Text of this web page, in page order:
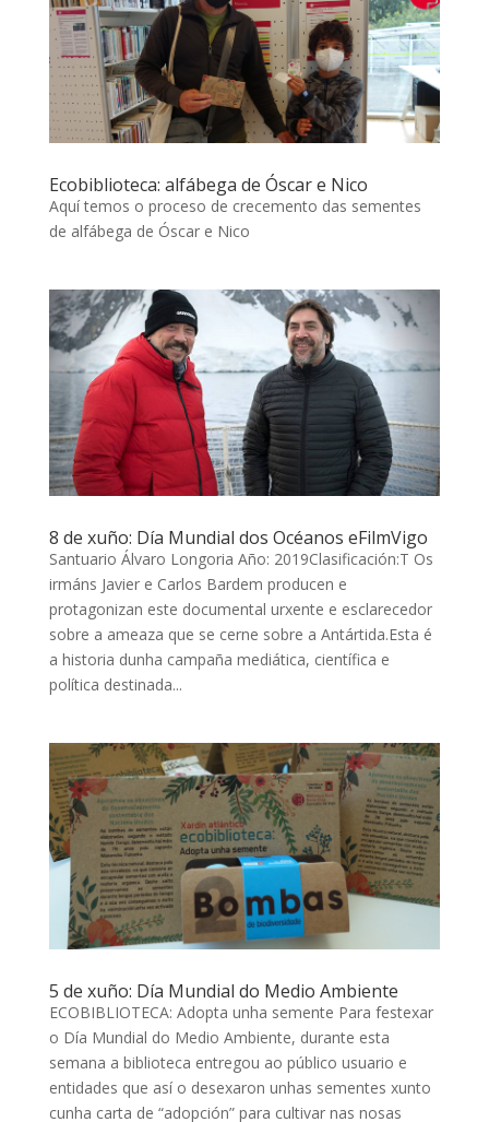
Ecobiblioteca: alfábega de Óscar e Nico
Aquí temos o proceso de crecemento das sementes
de alfábega de Óscar e Nico
8 de xuño: Día Mundial dos Océanos eFilmVigo
Santuario Álvaro Longoria Año: 2019Clasificación:T Os
irmáns Javier e Carlos Bardem producen e
protagonizan este documental urxente e esclarecedor
sobre a ameaza que se cerne sobre a Antártida.Esta é
a historia dunha campaña mediática, científica e
política destinada...
5 de xuño: Día Mundial do Medio Ambiente
ECOBIBLIOTECA: Adopta unha semente Para festexar
o Día Mundial do Medio Ambiente, durante esta
semana a biblioteca entregou ao público usuario e
entidades que así o desexaron unhas sementes xunto
cunha carta de “adopción” para cultivar nas nosas